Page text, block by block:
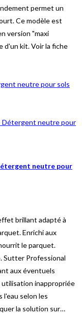
permet un
Ce modèle est
version "maxi
d'un kit. Voir la fiche
neutre pour
brillant adapté à
Enrichi aux
le parquet.
Sutter Professional
aux éventuels
utilisation inappropriée
l'eau selon les
la solution sur…